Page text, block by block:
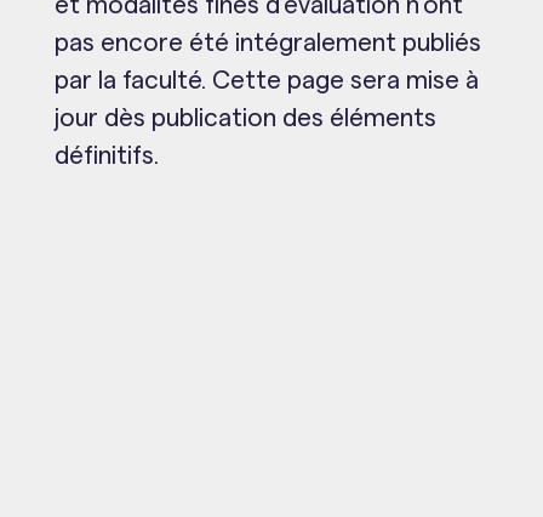
et modalités fines d’évaluation n’ont
pas encore été intégralement publiés
par la faculté. Cette page sera mise à
jour dès publication des éléments
définitifs.